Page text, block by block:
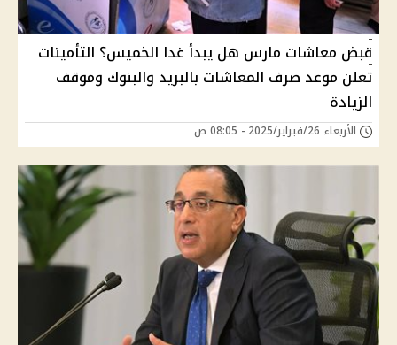
قبض معاشات مارس هل يبدأ غدا الخميس؟ التأمينات
تعلن موعد صرف المعاشات بالبريد والبنوك وموقف
الزيادة
الأربعاء 26/فبراير/2025 - 08:05 ص